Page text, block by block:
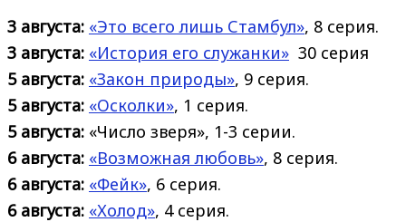
3 августа: «Это всего лишь Стамбул», 8 серия.
3 августа: «История его служанки» 30 серия
5 августа: «Закон природы», 9 серия.
5 августа: «Осколки», 1 серия.
5 августа: «Число зверя», 1-3 серии.
6 августа: «Возможная любовь», 8 серия.
6 августа: «Фейк», 6 серия.
6 августа: «Холод», 4 серия.